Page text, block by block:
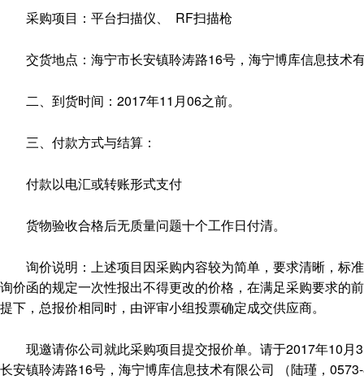
采购项目：平台扫描仪、 RF扫描枪
交货地点：海宁市长安镇聆涛路16号，海宁博库信息技术
二、到货时间：2017年11月06之前。
三、付款方式与结算：
付款以电汇或转账形式支付
货物验收合格后无质量问题十个工作日付清。
询价说明：上述项目因采购内容较为简单，要求清晰，标
询价函的规定一次性报出不得更改的价格，在满足采购要求的
提下，总报价相同时，由评审小组投票确定成交供应商。
现邀请你公司就此采购项目提交报价单。请于2017年10月
长安镇聆涛路16号，海宁博库信息技术有限公司 （陆瑾，